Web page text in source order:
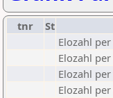
tnr St
Elozahl
Elozahl
Elozahl
Elozahl